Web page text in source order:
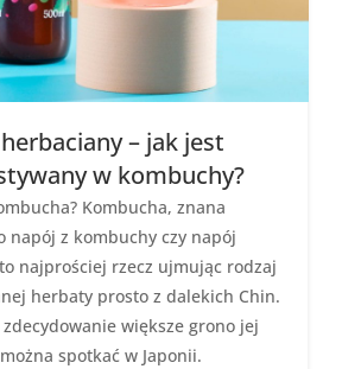
– jak jest
w kombuchy?
Kombucha, znana
napój z kombuchy czy napój
najprościej rzecz ujmując rodzaj
herbaty prosto z dalekich Chin.
zdecydowanie większe grono jej
spotkać w Japonii.